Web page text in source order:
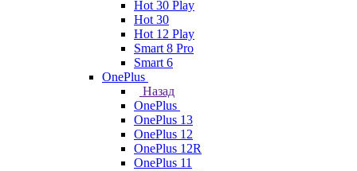
Hot 30 Play
Hot 30
Hot 12 Play
Smart 8 Pro
Smart 6
OnePlus
Назад
OnePlus
OnePlus 13
OnePlus 12
OnePlus 12R
OnePlus 11